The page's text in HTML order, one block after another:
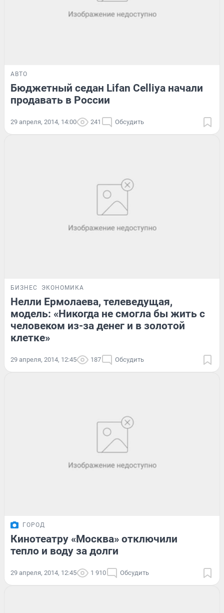
АВТО
Бюджетный седан Lifan Celliya начали
продавать в России
29 апреля, 2014, 14:00 241 Обсудить
БИЗНЕС ЭКОНОМИКА
Нелли Ермолаева, телеведущая,
модель: «Никогда не смогла бы жить с
человеком из-за денег и в золотой
клетке»
29 апреля, 2014, 12:45 187 Обсудить
ГОРОД
Кинотеатру «Москва» отключили
тепло и воду за долги
29 апреля, 2014, 12:45 1 910 Обсудить